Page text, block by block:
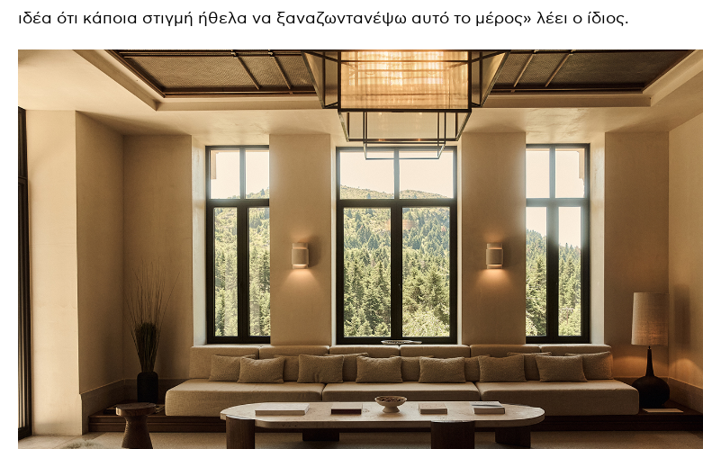
ιδέα ότι κάποια στιγμή ήθελα να ξαναζωντανέψω αυτό το μέρος» λέει ο ίδιος.